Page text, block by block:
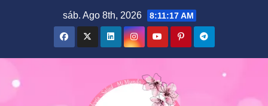
sáb. Ago 8th, 2026 8:11:18 AM